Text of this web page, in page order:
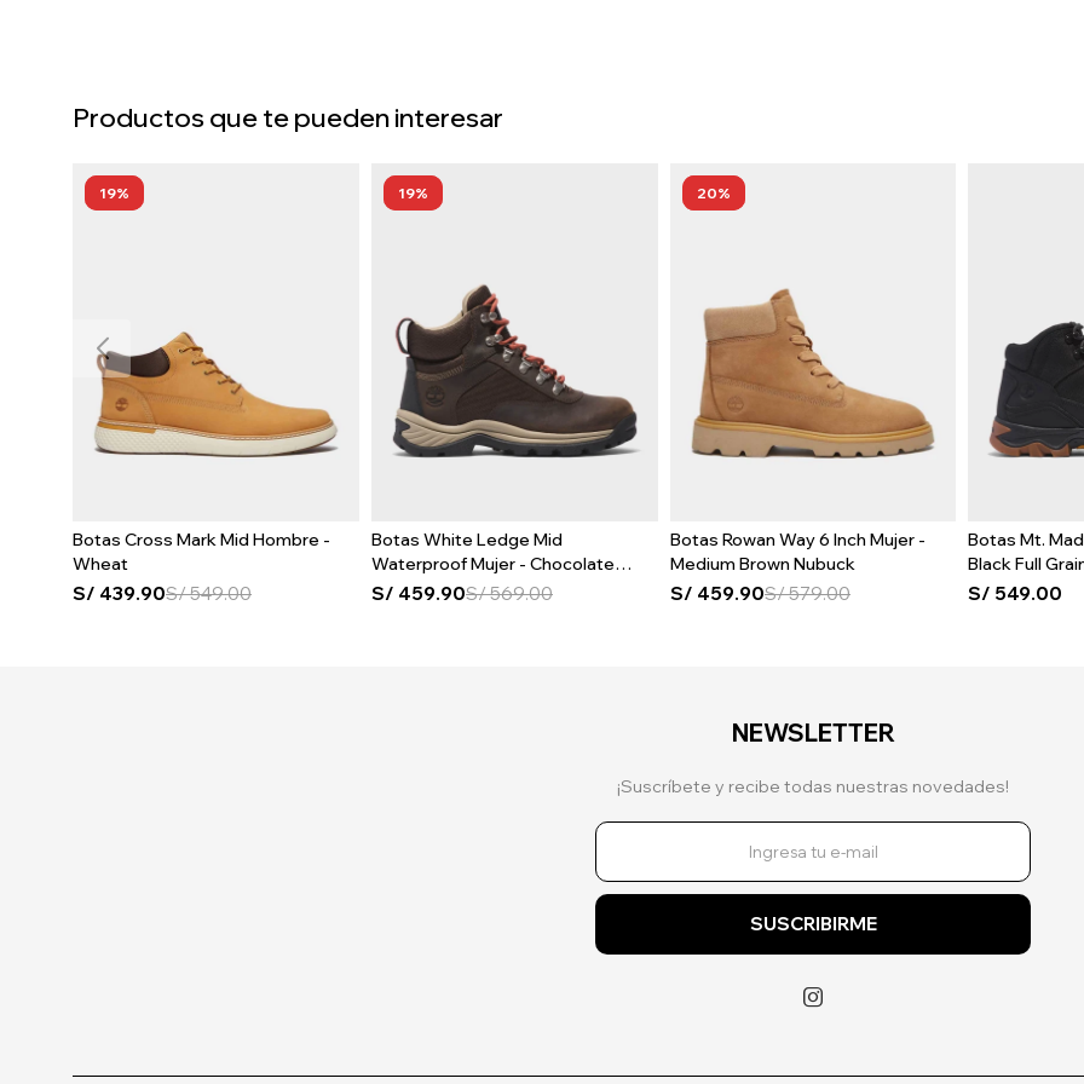
Productos que te pueden interesar
19
Botas Cross Mark Mid Hombre -
Wheat
S/ 439.90S/549.00
19
Botas White Ledge Mid
Waterproof Mujer - Chocolate
Brown
S/ 459.90S/569.00
20
Botas Rowan Way 6 Inch Mujer -
Medium Brown Nubuck
S/ 459.90S/579.00
Botas Mt.
Black Full
S/ 549.00
NEWSLETTER
¡Suscríbete y recibe todas nuestras novedades!
SUSCRIBIRME
